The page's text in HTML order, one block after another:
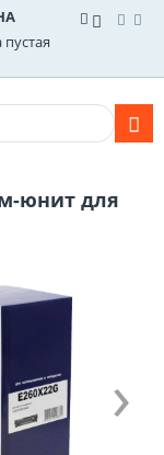
юнит для